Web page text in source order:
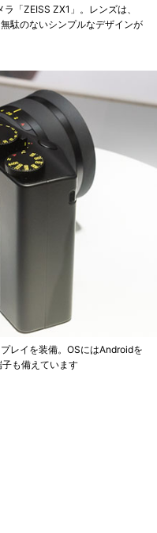
「ZEISS ZX1」。レンズは、
駄のないシンプルなデザインが
レイを装備。OSにはAndroidを
も備えています